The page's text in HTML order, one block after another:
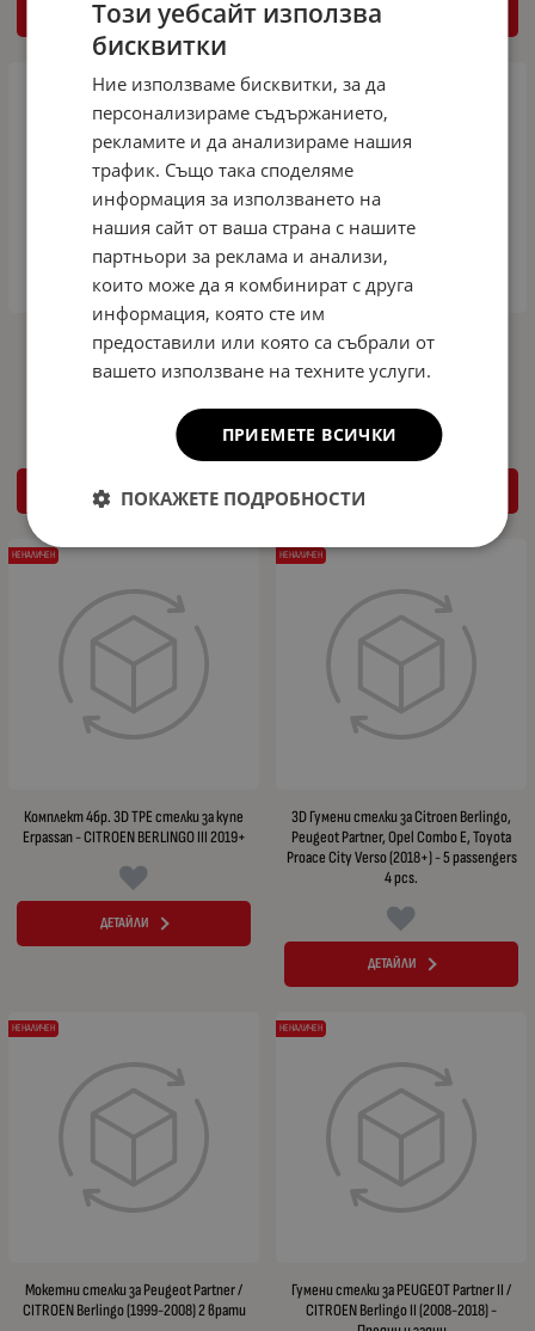
КУПИ
Гумени стелки за Citroen Berlingo
(2008-2014)
КУПИ
Гумени стелки за Citroen Berlingo /
Peugeot Partner (1999-2008)
Комплект 4бр. 3D TPE стелки за купе
Erpassan - CITROEN BERLINGO III 2019+
ДЕТАЙЛИ
НЕНАЛИЧЕН
3D Гумени стелки за Citroen Berlingo,
Peugeot Partner, Opel Combo E, Toyota
Proace City Verso (2018+) - 5 passengers
4 pcs.
ДЕТАЙЛИ
НЕНАЛИЧЕН
Мокетни стелки за Peugeot Partner /
CITROEN Berlingo (1999-2008) 2 врати
НЕНАЛИЧЕН
Гумени стелки за PEUGEOT Partner II /
CITROEN Berlingo II (2008-2018) -
НЕНАЛИЧЕН
Този уебсайт използва
бисквитки
Ние използваме бисквитки, за да
персонализираме съдържанието,
рекламите и да анализираме нашия
трафик. Също така споделяме
информация за използването на
нашия сайт от ваша страна с нашите
партньори за реклама и анализи,
които може да я комбинират с друга
информация, която сте им
предоставили или която са събрали от
вашето използване на техните услуги.
ПРИЕМЕТЕ ВСИЧКИ
ПОКАЖЕТЕ ПОДРОБНОСТИ